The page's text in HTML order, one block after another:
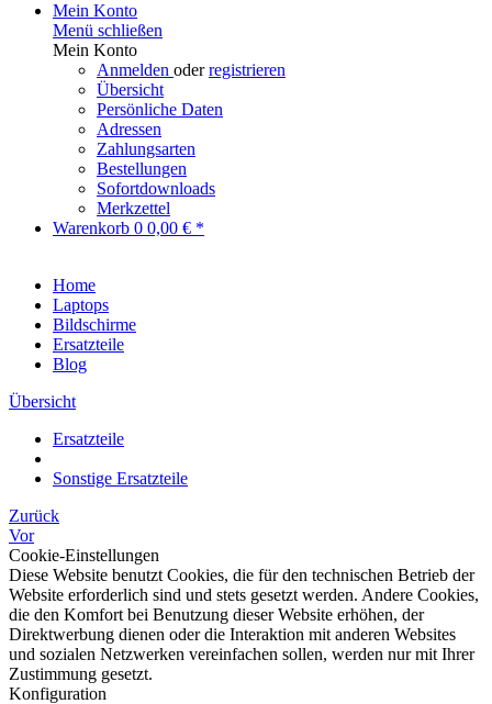
Mein Konto
Menü schließen
Mein Konto
Anmelden oderregistrieren
Übersicht
Persönliche Daten
Adressen
Zahlungsarten
Bestellungen
Sofortdownloads
Merkzettel
Warenkorb 0 0,00 € *
Home
Laptops
Bildschirme
Ersatzteile
Blog
Übersicht
Ersatzteile
Sonstige Ersatzteile
Zurück
Vor
Cookie-Einstellungen
Diese Website benutzt Cookies, die für den technischen Betrieb der
Website erforderlich sind und stets gesetzt werden. Andere Cookies,
die den Komfort bei Benutzung dieser Website erhöhen, der
Direktwerbung dienen oder die Interaktion mit anderen Websites
und sozialen Netzwerken vereinfachen sollen, werden nur mit Ihrer
Zustimmung gesetzt.
Konfiguration